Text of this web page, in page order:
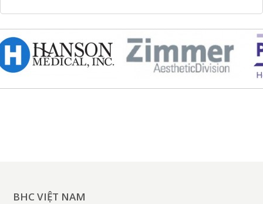
BHC VIỆT NAM